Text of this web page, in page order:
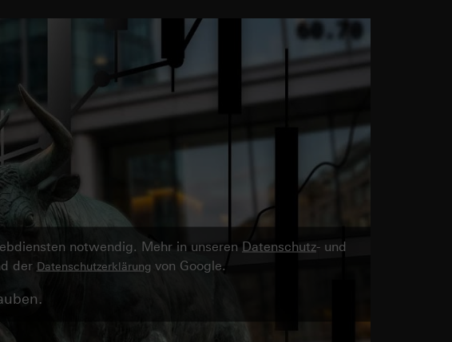
notwendig. Mehr in unseren Datenschutz- und
der Datenschutzerklärung von Google.